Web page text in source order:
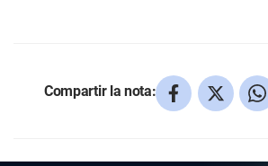
Compartir la nota: